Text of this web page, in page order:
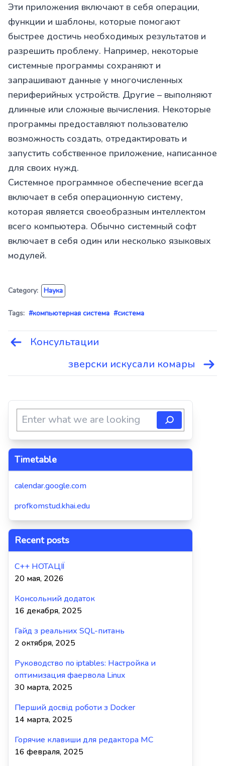
Эти приложения включают в себя операции,
функции и шаблоны, которые помогают
быстрее достичь необходимых результатов и
разрешить проблему. Например, некоторые
системные программы сохраняют и
запрашивают данные у многочисленных
периферийных устройств. Другие – выполняют
длинные или сложные вычисления. Некоторые
программы предоставляют пользователю
возможность создать, отредактировать и
запустить собственное приложение, написанное
для своих нужд.
Системное программное обеспечение всегда
включает в себя операционную систему,
которая является своеобразным интеллектом
всего компьютера. Обычно системный софт
включает в себя один или несколько языковых
модулей.
Category: Наука
Tags: #компьютерная система #система
Навигация
Консультации
зверски искусали комары
Timetable
calendar.google.com
profkomstud.khai.edu
Recent posts
C++ НОТАЦІЇ
20 мая, 2026
Консольний додаток
16 декабря, 2025
Гайд з реальних SQL-питань
2 октября, 2025
Руководство по iptables: Настройка и
оптимизация фаервола Linux
30 марта, 2025
Перший досвід роботи з Docker
14 марта, 2025
Горячие клавиши для редактора MC
16 февраля, 2025